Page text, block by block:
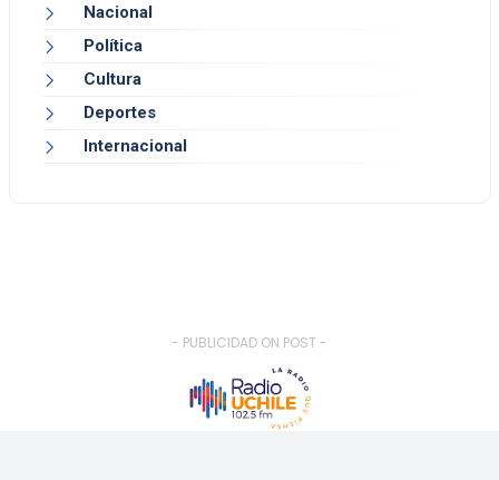
Nacional
Política
Cultura
Deportes
Internacional
- PUBLICIDAD ON POST -